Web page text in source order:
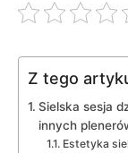
Z tego
Sielska sesja
innych
Estetyka